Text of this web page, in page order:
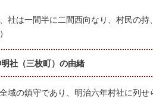
社は一間半に二間西向なり、村民の
社（三枚町）の由緒
域の鎮守であり、明治六年村社に列